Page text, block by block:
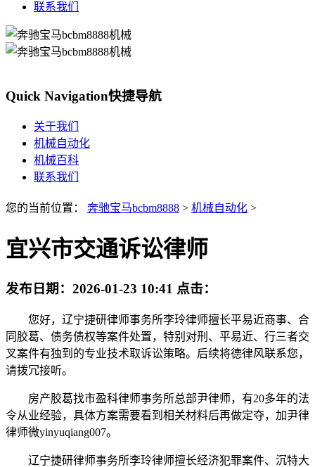
联系我们
Quick Navigation快捷导航
关于我们
机械自动化
机械百科
联系我们
您的当前位置： 奔驰宝马bcbm8888 > 机械自动化 >
宜兴市交通诉讼律师
发布日期： 2026-01-23 10:41 点击：
您好，辽宁捷研律师事务所李玲律师擅长平易近商事、合
同胶葛、债务债权等案件处置，特别对刑、平易近、行三者交
叉案件有独到的专业技术取诉讼策略。后续将德律风联系您，
请拨冗接听。
房产胶葛找市盈科律师事务所总部尹律师，有20多年的法
令从业经验，具体方案需要看到相关材料后再做定夺，加尹律
律师微yinyuqiang007。
辽宁捷研律师事务所李玲律师擅长经济犯罪案件、沉特大